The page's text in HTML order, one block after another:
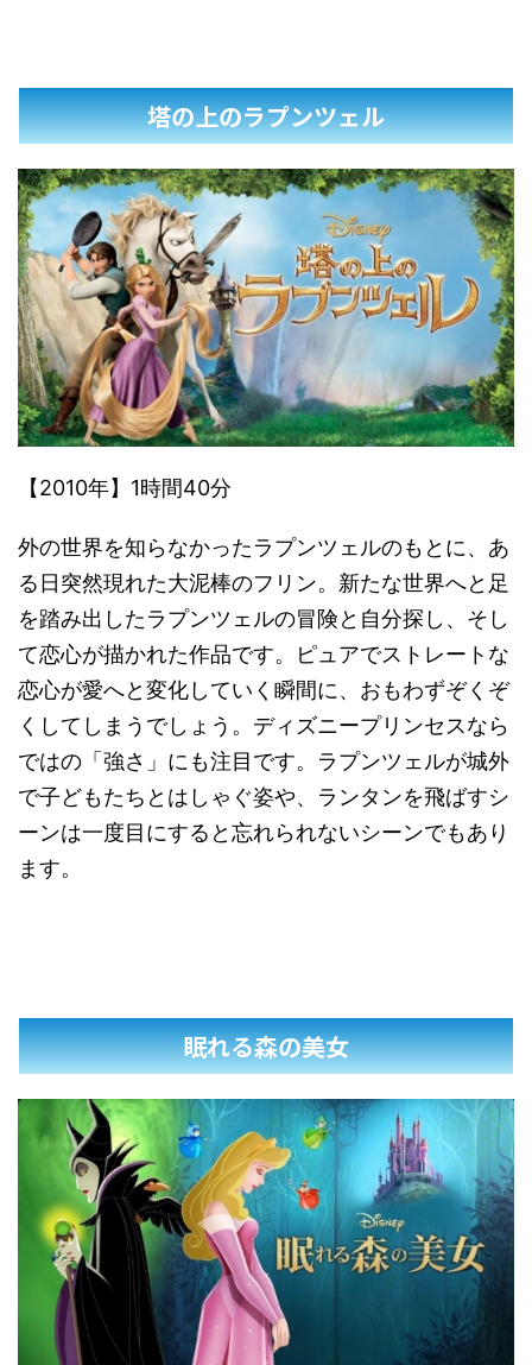
塔の上のラプンツェル
【2010年】1時間40分
外の世界を知らなかったラプンツェルのもとに、あ
る日突然現れた大泥棒のフリン。新たな世界へと足
を踏み出したラプンツェルの冒険と自分探し、そし
て恋心が描かれた作品です。ピュアでストレートな
恋心が愛へと変化していく瞬間に、おもわずぞくぞ
くしてしまうでしょう。ディズニープリンセスなら
ではの「強さ」にも注目です。ラプンツェルが城外
で子どもたちとはしゃぐ姿や、ランタンを飛ばすシ
ーンは一度目にすると忘れられないシーンでもあり
ます。
眠れる森の美女